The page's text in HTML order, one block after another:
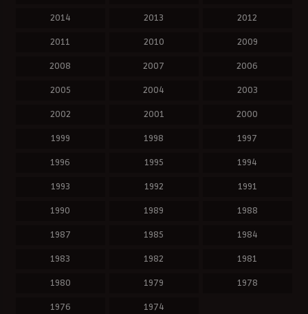
2014 2013 2012
2011 2010 2009
2008 2007 2006
2005 2004 2003
2002 2001 2000
1999 1998 1997
1996 1995 1994
1993 1992 1991
1990 1989 1988
1987 1985 1984
1983 1982 1981
1980 1979 1978
1976 1974